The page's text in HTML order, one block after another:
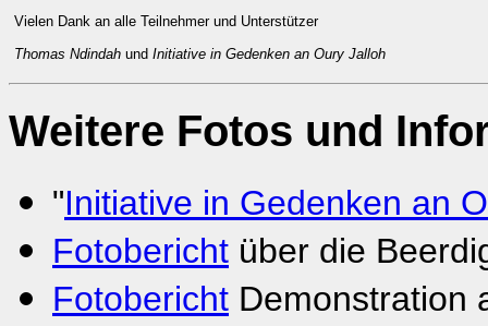
Vielen Dank an alle Teilnehmer und Unterstützer
Thomas Ndindah und Initiative in Gedenken an Oury Jalloh
Weitere Fotos und
"Initiative in Gedenken an
Fotobericht über die
Fotobericht Demonstration